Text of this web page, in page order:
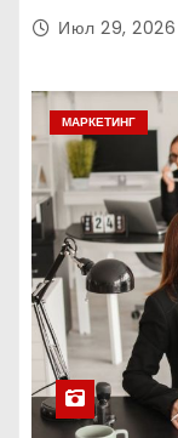
интеллекта
Июл 29, 2026
МАРКЕТИНГ